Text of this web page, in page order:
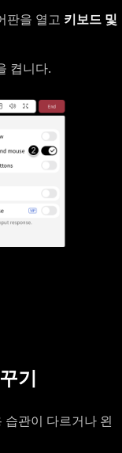
판을 열고 키보드 및
켭니다.
기
관이 다르거나 왼